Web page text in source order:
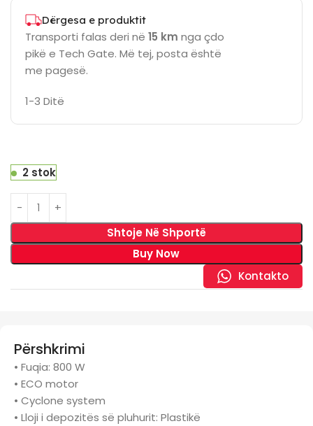
Dërgesa e produktit
Transporti falas deri në 15 km nga çdo
pikë e Tech Gate. Më tej, posta është
me pagesë.
1-3 Ditë
2 stok
Shtoje Në Shportë
Buy Now
Kontakto
Përshkrimi
• Fuqia: 800 W
• ECO motor
• Cyclone system
• Lloji i depozitës së pluhurit: Plastikë